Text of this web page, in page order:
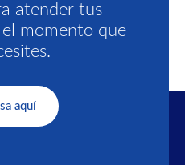
atender tus
el momento que
aquí